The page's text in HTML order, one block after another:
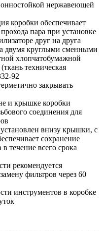
нержавеющей
коробки обеспечивает
пара при установке
друг на друга
двумя круглыми сменными
хлопчатобумажной
техническая
92
закрывать
и крышке коробки
соединения для
внизу крышки, с
сохранение
течение всего срока
рекомендуется
фильтров через 60
инструментов в коробке